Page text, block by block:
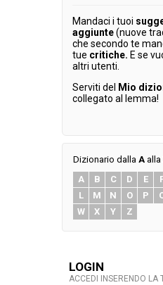
Mandaci i tuoi
aggiunte(nuove
che secondo te
tue critiche. E se
altri utenti.
Serviti del
Mio
collegato al lemma!
Dizionario dalla A alla
A
B C D E
L
M N O P
W
X Y Z
LOGIN
ACCEDI INSERENDO LA